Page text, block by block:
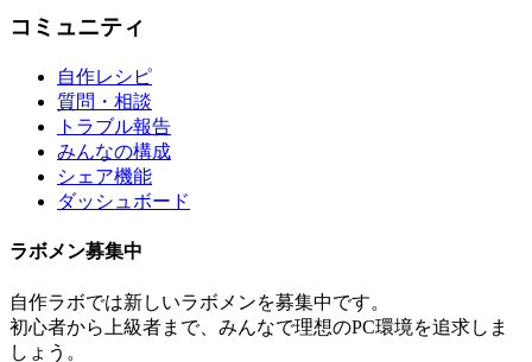
コミュニティ
自作レシピ
質問・相談
トラブル報告
みんなの構成
シェア機能
ダッシュボード
ラボメン募集中
自作ラボでは新しいラボメンを募集中です。
初心者から上級者まで、みんなで理想のPC環境を追求しま
しょう。